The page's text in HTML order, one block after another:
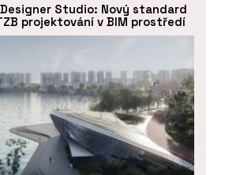
Designer Studio: Nový standard
projektování v BIM prostředí